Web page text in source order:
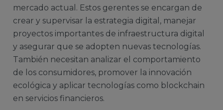
mercado actual. Estos gerentes se encargan de
crear y supervisar la estrategia digital, manejar
proyectos importantes de infraestructura digital
y asegurar que se adopten nuevas tecnologías.
También necesitan analizar el comportamiento
de los consumidores, promover la innovación
ecológica y aplicar tecnologías como blockchain
en servicios financieros.